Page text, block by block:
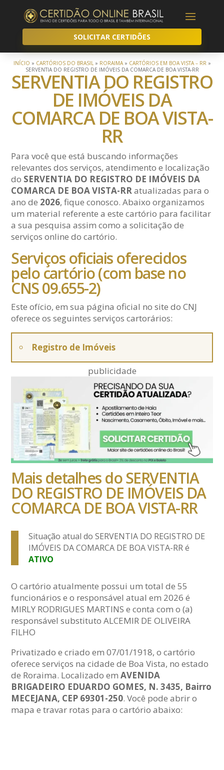
SOLICITAR CERTIDÕES
INÍCIO » CARTÓRIOS DO BRASIL» RORAIMA» CARTÓRIOS EM BOA VISTA – RR»
SERVENTIA DO REGISTRO DE IMÓVEIS DA COMARCA DE BOA VISTA-RR
SERVENTIA DO REGISTRO
DE IMÓVEIS DA
COMARCA DE BOA VISTA-
RR
Para você que está buscando informações
relevantes dos serviços, atendimento e localização
do SERVENTIA DO REGISTRO DE IMÓVEIS DA
COMARCA DE BOA VISTA-RRatualizadas para o
ano de 2026, fique conosco. Abaixo organizamos
um material referente a este cartório para facilitar
a sua pesquisa assim como a solicitação de
serviços online do cartório.
Serviços oficiais oferecidos
pelo cartório (com base no
CNS 09.655-2)
Este ofício, em sua página oficial no site do CNJ
oferece os seguintes serviços cartorários:
Registro de Imóveis
publicidade
Mais detalhes do SERVENTIA
DO REGISTRO DE IMÓVEIS DA
COMARCA DE BOA VISTA-RR
Situação atual do SERVENTIA DO REGISTRO DE
IMÓVEIS DA COMARCA DE BOA VISTA-RR é
ATIVO
O cartório atualmente possui um total de 55
funcionários e o responsável atual em 2026 é
MIRLY RODRIGUES MARTINS e conta com o (a)
responsável substituto ALCEMIR DE OLIVEIRA
FILHO
Privatizado e criado em 07/01/1918, o cartório
oferece serviços na cidade de Boa Vista, no estado
de Roraima. Localizado emAVENIDA
BRIGADEIRO EDUARDO GOMES, N. 3435, Bairro
MECEJANA, CEP 69301-250. Você pode abrir o
mapa e travar rotas para o cartório abaixo: